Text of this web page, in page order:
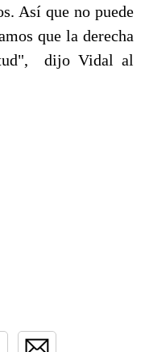
Así que no puede
que la derecha
dijo Vidal al